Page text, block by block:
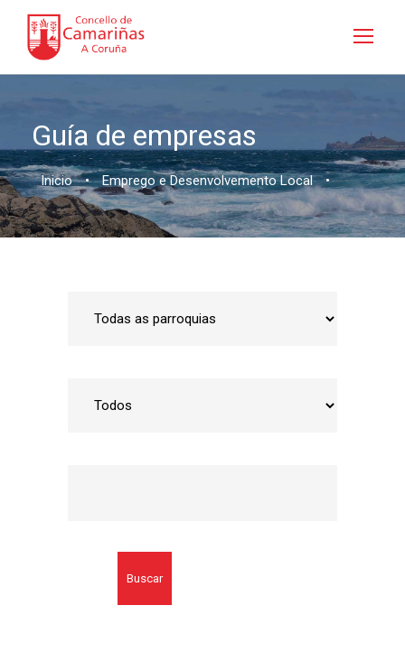
Guía de empresas
Inicio • Emprego e Desenvolvemento Local •
Buscar